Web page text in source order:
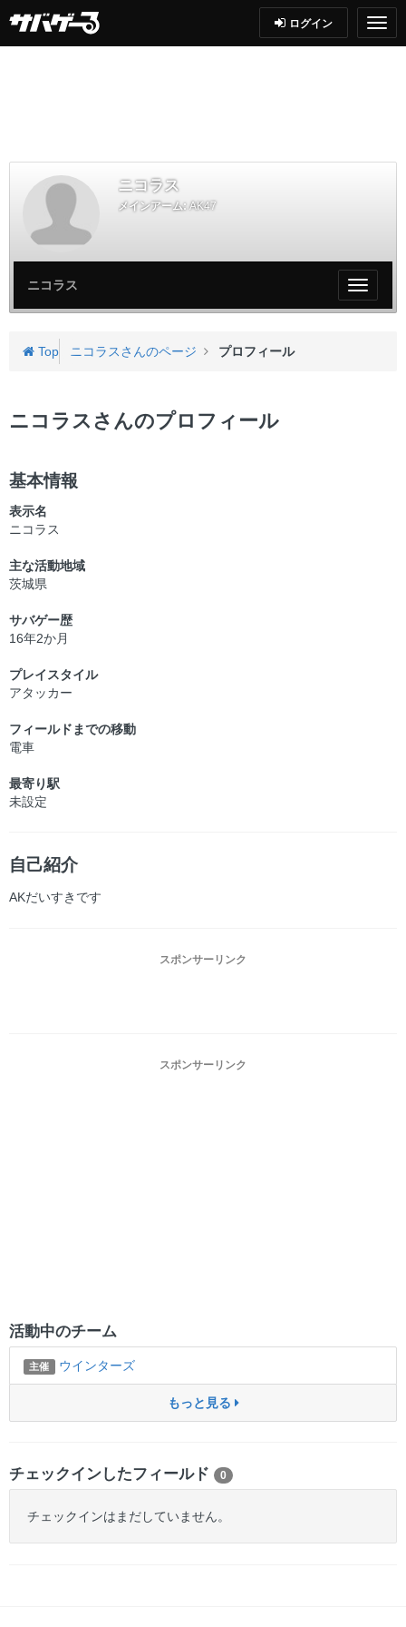
ログイン
ニコラス
メインアーム: AK47
My
ペ
ニコラス
Top ニコラスさんのページ プロフィール
ニコラスさんのプロフィール
基本情報
表示名
ニコラス
主な活動地域
茨城県
サバゲー歴
16年2か月
プレイスタイル
アタッカー
フィールドまでの移動
電車
最寄り駅
未設定
自己紹介
AKだいすきです
スポンサーリンク
スポンサーリンク
活動中のチーム
主催 ウインターズ
もっと見る
チェックインしたフィールド 0
チェックインはまだしていません。